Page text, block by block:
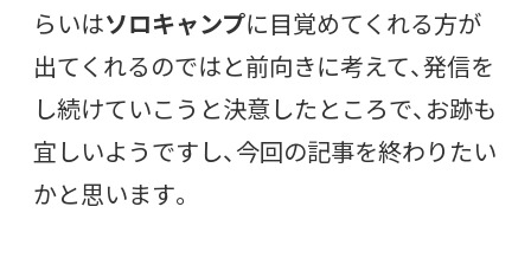
らいはソロキャンプに目覚めてくれる方が
出てくれるのではと前向きに考えて、発信を
し続けていこうと決意したところで、お跡も
宜しいようですし、今回の記事を終わりたい
かと思います。